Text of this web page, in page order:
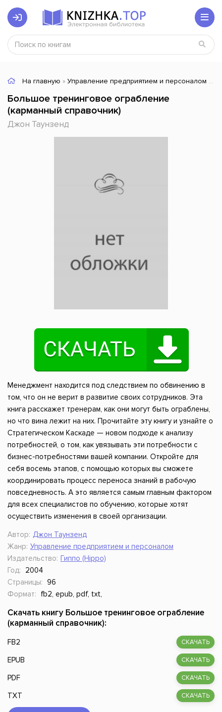
На главную » Управление предприятием и персоналом »
Большое тренинговое ограбление
(карманный справочник)
Джон Таунзенд
Менеджмент находится под следствием по обвинению в
том, что он не верит в развитие своих сотрудников. Эта
книга расскажет тренерам, как они могут быть ограблены,
но что вина лежит на них. Прочитайте эту книгу и узнайте о
Стратегическом Каскаде — новом подходе к анализу
потребностей, о том, как увязывать эти потребности с
бизнес-потребностями вашей компании. Откройте для
себя восемь этапов, с помощью которых вы сможете
координировать процесс переноса знаний в рабочую
повседневность. А это является самым главным фактором
для всех специалистов по обучению, которые хотят
осуществить изменения в своей организации.
Автор: Джон Таунзенд
Жанр: Управление предприятием и персоналом
Издательство: Гиппо (Hippo)
Год:
2004
Страницы: 96
Формат:
fb2, epub, pdf, txt,
Скачать книгу Большое тренинговое ограбление
(карманный справочник):
FB2 СКАЧАТЬ
EPUB СКАЧАТЬ
PDF СКАЧАТЬ
TXT СКАЧАТЬ